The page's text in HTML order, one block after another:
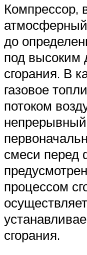
Компрессор,
до
под высоким
сгорания. В
газовое
потоком
смеси перед
процессом
сгорания.